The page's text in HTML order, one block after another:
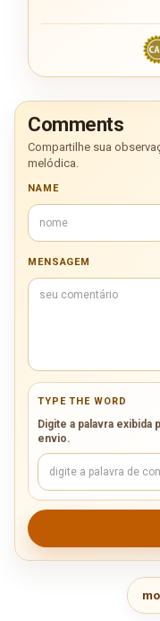
Comments
Compartilhe sua
melódica.
NAME
MENSAGEM
TYPE THE WORD
Digite a palavra exibida
envio.